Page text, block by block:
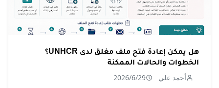
هل يمكن إعادة فتح ملف مغلق لدى UNHCR؟
الخطوات والحالات الممكنة
أحمد علي 2026/6/29